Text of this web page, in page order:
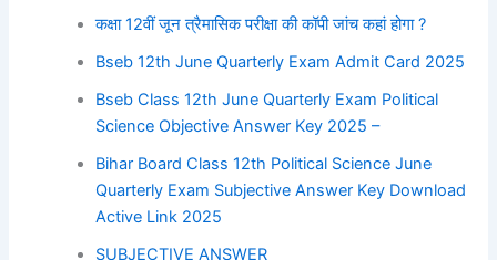
कक्षा 12वीं जून त्रैमासिक परीक्षा की कॉपी जांच कहां होगा ?
Bseb 12th June Quarterly Exam Admit Card 2025
Bseb Class 12th June Quarterly Exam Political
Science Objective Answer Key 2025 –
Bihar Board Class 12th Political Science June
Quarterly Exam Subjective Answer Key Download
Active Link 2025
SUBJECTIVE ANSWER